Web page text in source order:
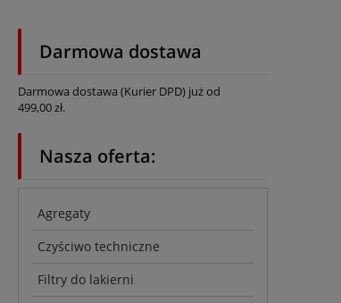
Darmowa dostawa
Darmowa dostawa (Kurier DPD) już od
499,00 zł.
Nasza oferta:
Agregaty
Czyściwo techniczne
Filtry do lakierni